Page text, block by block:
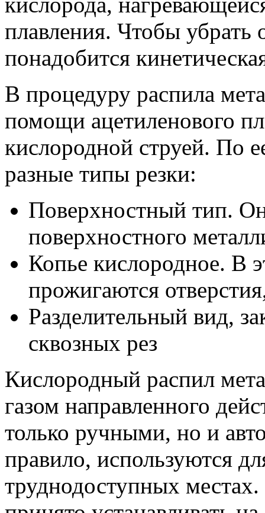
плавления. Чтобы убрать
понадобится
В процедуру распила
помощи ацетиленового
кислородной струей. По
разные типы резки:
Поверхностный тип.
поверхностного
Копье кислородное. В
прожигаются
Разделительный вид,
сквозных рез
Кислородный распил
газом направленного
только ручными, но и
правило, используются
труднодоступных